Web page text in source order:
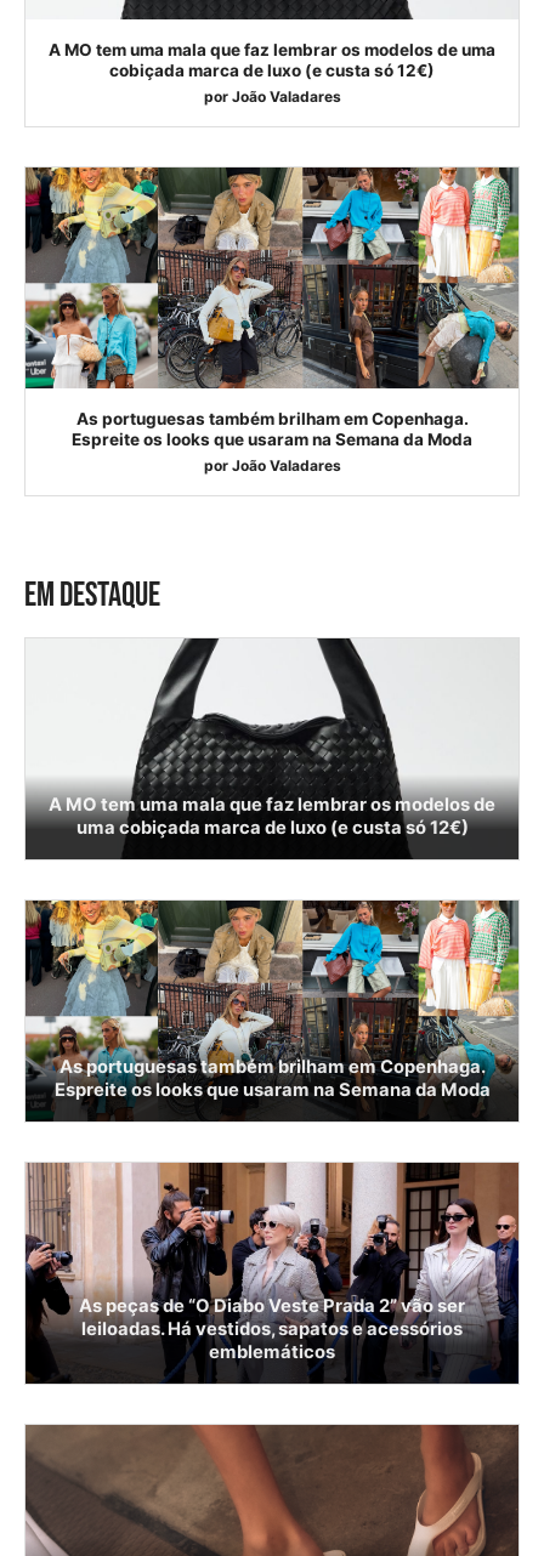
A MO tem uma mala que faz lembrar os modelos de uma
cobiçada marca de luxo (e custa só 12€)
por João Valadares
As portuguesas também brilham em Copenhaga.
Espreite os looks que usaram na Semana da Moda
por João Valadares
EM DESTAQUE
A MO tem uma mala que faz lembrar os modelos de
uma cobiçada marca de luxo (e custa só 12€)
As portuguesas também brilham em Copenhaga.
Espreite os looks que usaram na Semana da Moda
As peças de “O Diabo Veste Prada 2” vão ser
leiloadas. Há vestidos, sapatos e acessórios
emblemáticos